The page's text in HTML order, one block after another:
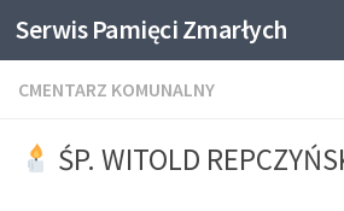
Skip to content
Serwis Pamięci Zmarłych
CMENTARZ KOMUNALNY
ŚP. WITOLD